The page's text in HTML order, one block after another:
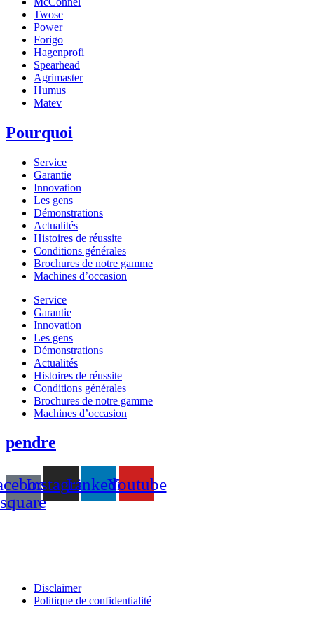
Twose
Power
Forigo
Hagenprofi
Spearhead
Agrimaster
Humus
Matev
Pourquoi
Service
Garantie
Innovation
Les gens
Démonstrations
Actualités
Histoires de réussite
Conditions générales
Brochures de notre gamme
Machines d’occasion
Service
Garantie
Innovation
Les gens
Démonstrations
Actualités
Histoires de réussite
Conditions générales
Brochures de notre gamme
Machines d’occasion
pendre
square
InstagramLinkedinYoutube
Disclaimer
Politique de confidentialité